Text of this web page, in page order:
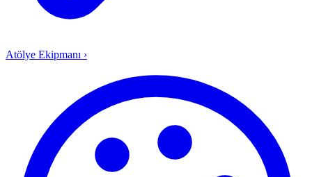
Atölye Ekipmanı ›